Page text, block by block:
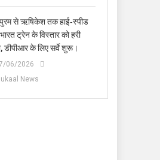
से ऋषिकेश तक हाई‑स्पीड
ट्रेन के विस्तार को हरी
डीपीआर के लिए सर्वे शुरू।
06/2026
News